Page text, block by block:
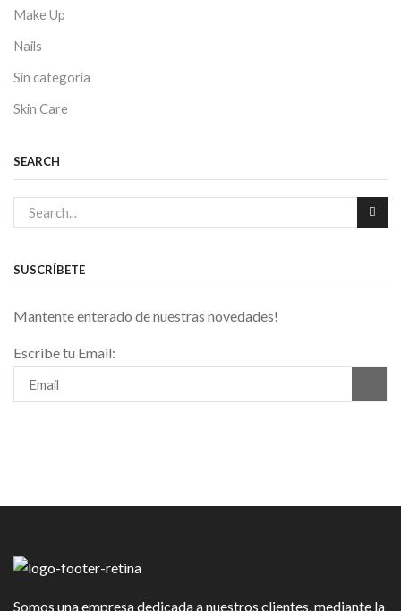
Make Up
Nails
Sin categoría
Skin Care
SEARCH
SUSCRÍBETE
Mantente enterado de nuestras novedades!
Escribe tu Email:
Somos una empresa dedicada a nuestros clientes, mediante la